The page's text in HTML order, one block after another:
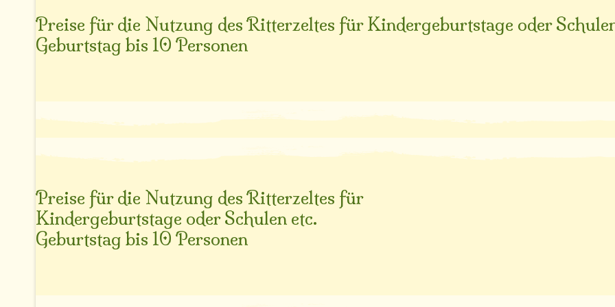
Preise für die Nutzung des Ritterzeltes für Kindergeburtstage oder
Geburtstag bis 10 Personen
Preise für die Nutzung des Ritterzeltes für
Kindergeburtstage oder Schulen etc.
Geburtstag bis 10 Personen